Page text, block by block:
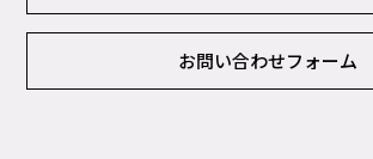
お問い合わせフォーム